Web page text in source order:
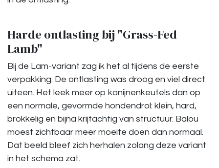
Harde ontlasting bij "Grass-Fed
Lamb"
Bij de Lam-variant zag ik het al tijdens de eerste
verpakking. De ontlasting was droog en viel direct
uiteen. Het leek meer op konijnenkeutels dan op
een normale, gevormde hondendrol: klein, hard,
brokkelig en bijna krijtachtig van structuur. Balou
moest zichtbaar meer moeite doen dan normaal.
Dat beeld bleef zich herhalen zolang deze variant
in het schema zat.